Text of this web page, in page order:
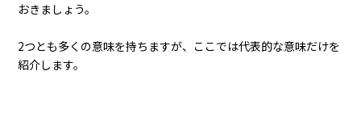
おきましょう。
2つとも多くの意味を持ちますが、ここでは代表的な意味だけを
紹介します。